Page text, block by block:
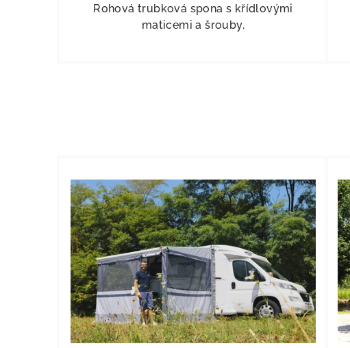
Rohová trubková spona s křídlovými
maticemi a šrouby.